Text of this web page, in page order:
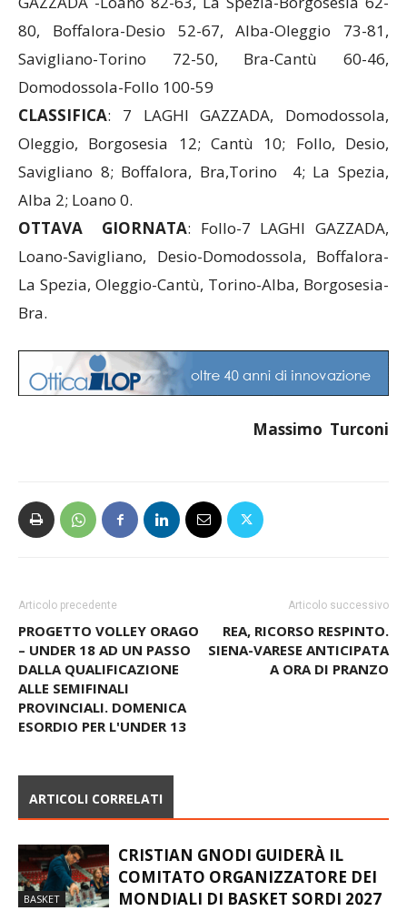
80, Boffalora-Desio 52-67, Alba-Oleggio 73-81,
Savigliano-Torino 72-50, Bra-Cantù 60-46,
Domodossola-Follo 100-59
CLASSIFICA: 7 LAGHI GAZZADA, Domodossola,
Oleggio, Borgosesia 12; Cantù 10; Follo, Desio,
Savigliano 8; Boffalora, Bra,Torino 4; La Spezia,
Alba 2; Loano 0.
OTTAVA GIORNATA: Follo-7 LAGHI GAZZADA,
Loano-Savigliano, Desio-Domodossola, Boffalora-
La Spezia, Oleggio-Cantù, Torino-Alba, Borgosesia-
Bra.
Massimo Turconi
Articolo precedente
PROGETTO VOLLEY ORAGO
– UNDER 18 AD UN PASSO
DALLA QUALIFICAZIONE
ALLE SEMIFINALI
PROVINCIALI. DOMENICA
ESORDIO PER L'UNDER 13
Articolo successivo
REA, RICORSO RESPINTO.
SIENA-VARESE ANTICIPATA
A ORA DI PRANZO
ARTICOLI CORRELATI
BASKET
CRISTIAN GNODI GUIDERÀ IL
COMITATO ORGANIZZATORE DEI
MONDIALI DI BASKET SORDI 2027